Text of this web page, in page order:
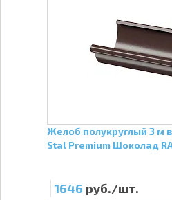
Желоб полукруглый 3 м
Stal Premium Шоколад
1646 руб./шт.